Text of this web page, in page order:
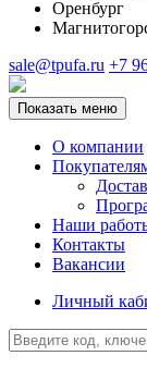
Оренбург
sale@tpufa.ru +7
Показать меню
О компании
Наши
Контакты
Вакансии
Личный